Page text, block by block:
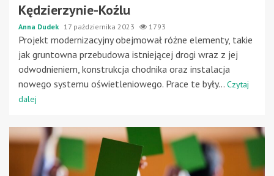
Kędzierzynie-Koźlu
Anna Dudek 17 października 2023 1793
Projekt modernizacyjny obejmował różne elementy, takie
jak gruntowna przebudowa istniejącej drogi wraz z jej
odwodnieniem, konstrukcja chodnika oraz instalacja
nowego systemu oświetleniowego. Prace te były... Czytaj
dalej